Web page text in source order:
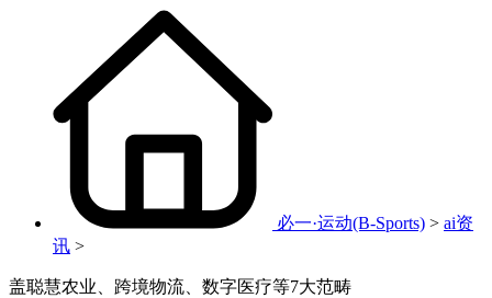
必一·运动(B-Sports) > ai资
讯 >
盖聪慧农业、跨境物流、数字医疗等7大范畴